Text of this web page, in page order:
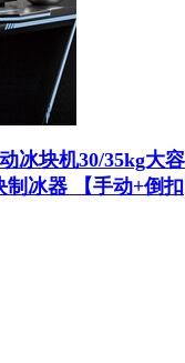
冰块机30/35kg大容
冰器 【手动+倒扣